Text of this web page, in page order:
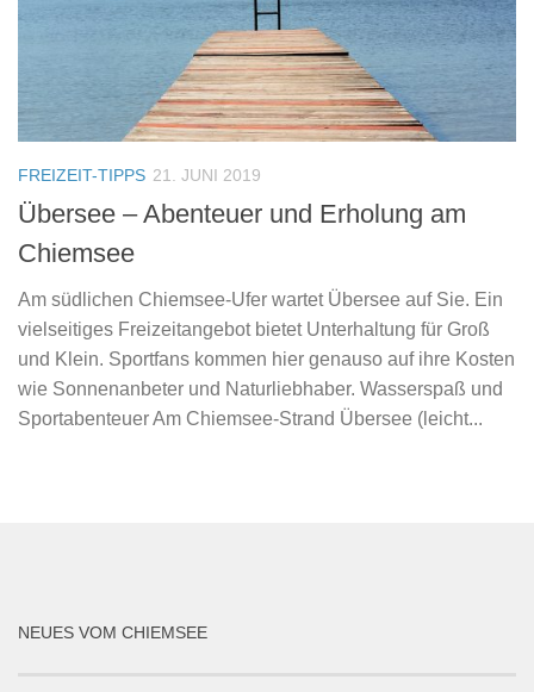
FREIZEIT-TIPPS 21. JUNI 2019
Übersee – Abenteuer und Erholung am
Chiemsee
Am südlichen Chiemsee-Ufer wartet Übersee auf Sie. Ein
vielseitiges Freizeitangebot bietet Unterhaltung für Groß
und Klein. Sportfans kommen hier genauso auf ihre Kosten
wie Sonnenanbeter und Naturliebhaber. Wasserspaß und
Sportabenteuer Am Chiemsee-Strand Übersee (leicht...
NEUES VOM CHIEMSEE